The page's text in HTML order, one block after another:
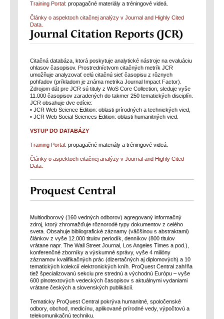
Training Portal: propagačné materiály a tréningové videá.
Články o aspektoch citačnej analýzy v Journal and Highly Cited
Data.
Journal Citation Reports (JCR)
Citačná databáza, ktorá poskytuje analytické nástroje na evaluáciu
ohlasov časopisov. Prostredníctvom citačných metrík JCR
umožňuje analyzovať celú citačnú sieť časopisu z rôznych
pohľadov (príkladom je známa metrika Journal Impact Factor).
Zdrojom dát pre JCR sú tituly z WoS Core Collection, sleduje vyše
11.000 časopisov zaradených do takmer 250 tematických disciplín.
JCR obsahuje dve edície:
• JCR Web Science Edition: oblasti prírodných a technických vied,
• JCR Web Social Sciences Edition: oblasti humanitných vied.
VSTUP DO DATABÁZY
Training Portal: propagačné materiály a tréningové videá.
Články o aspektoch citačnej analýzy v Journal and Highly Cited
Data.
Proquest Central
Multiodborový (160 vedných odborov) agregovaný informačný
zdroj, ktorý zhromažďuje rôznorodé typy dokumentov z celého
sveta. Obsahuje bibliografické záznamy (väčšinou s abstraktami)
článkov z vyše 12.000 titulov periodík, denníkov (800 titulov
vrátane napr. The Wall Street Journal, Los Angeles Times a pod.),
konferenčné zborníky a výskumné správy, vyše 4 milióny
záznamov kvalifikačných prác (dizertačných aj diplomových) a 10
tematických kolekcií elektronických kníh. ProQuest Central zahŕňa
tiež špecializovanú sekciu pre strednú a východnú Európu – vyše
600 plnotextových vedeckých časopisov s aktuálnymi vydaniami
vrátane českých a slovenských publikácií.
Tematicky ProQuest Central pokrýva humanitné, spoločenské
odbory, obchod, medicínu, aplikované prírodné vedy, výpočtovú a
telekomunikačnú techniku.